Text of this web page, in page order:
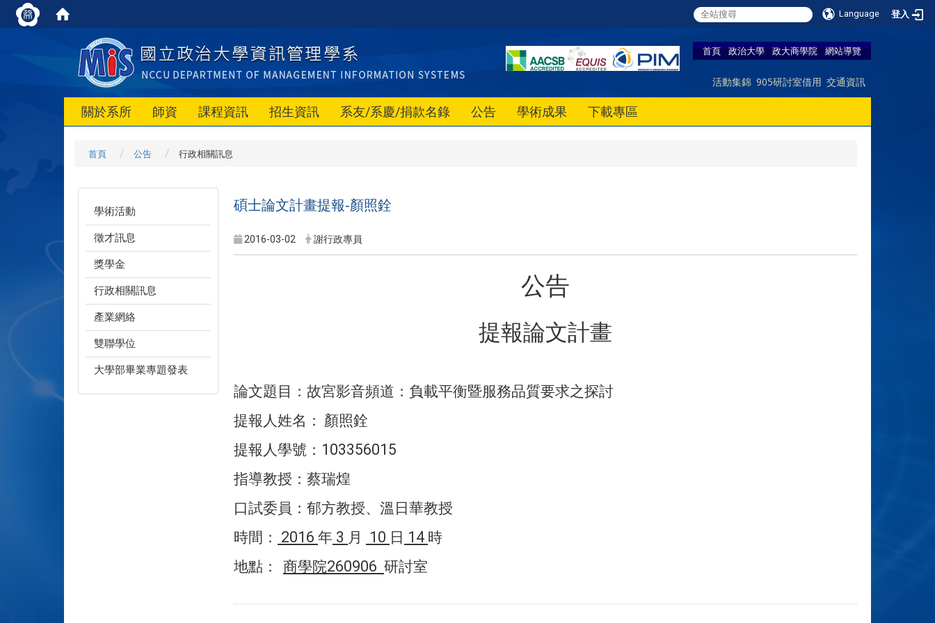
Language 登入
首頁 政治大學 政大商學院 網站導覽
活動集錦 905研討室借用 交通資訊
關於系所 師資 課程資訊 招生資訊 系友/系慶/捐款名錄 公告 學術成果 下載專區
首頁 公告 行政相關訊息
學術活動
徵才訊息
獎學金
行政相關訊息
產業網絡
雙聯學位
大學部畢業專題發表
碩士論文計畫提報-顏照銓
2016-03-02 謝行政專員
公告
提報論文計畫
論文題目：故宮影音頻道：負載平衡暨服務品質要求之探討
提報人姓名： 顏照銓
提報人學號： 103356015
指導教授：蔡瑞煌
口試委員：郁方教授、溫日華教授
時間：
2016 年 3 月 10 日 14 時
地點：
商學院260906 研討室